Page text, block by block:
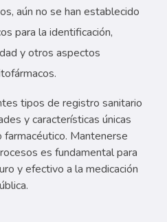
aún no se han establecido
para la identificación,
y otros aspectos
tipos de registro sanitario
y características únicas
Mantenerse
es fundamental para
y efectivo a la medicación